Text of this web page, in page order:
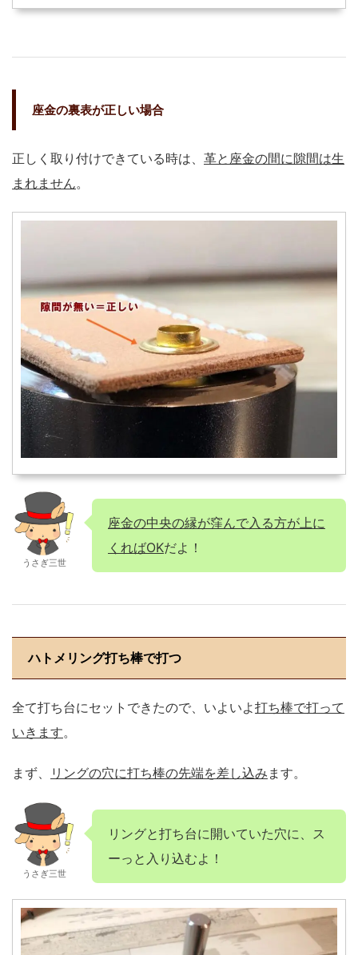
座金の裏表が正しい場合
正しく取り付けできている時は、 革と座金の間に隙間は生
まれません。
うさぎ三世
座金の中央の縁が窪んで入る方が上に
くればOKだよ！
ハトメリング打ち棒で打つ
全て打ち台にセットできたので、いよいよ打ち棒で打って
いきます。
まず、 リングの穴に打ち棒の先端を差し込み ます。
うさぎ三世
リングと打ち台に開いていた穴に、ス
ーっと入り込むよ！